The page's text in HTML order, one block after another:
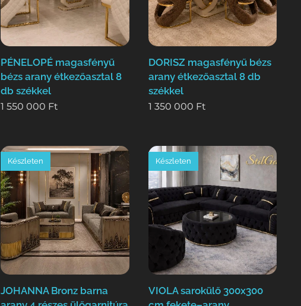
PÉNELOPÉ magasfényű
bézs arany étkezőasztal 8
db székkel
1 550 000 Ft
DORISZ magasfényű bézs
arany étkezőasztal 8 db
székkel
1 350 000 Ft
JOHANNA Bronz barna
Készleten
VIOLA sarokülő 300x300
Készleten